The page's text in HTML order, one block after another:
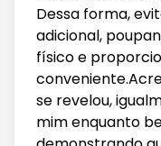
Dessa forma,
adicional,
físico e
se revelou,
mim enquanto